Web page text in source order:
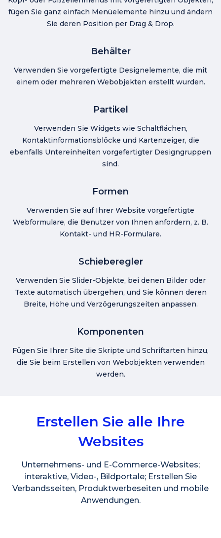
fügen Sie ganz einfach Menüelemente hinzu und ändern
Sie deren Position per Drag & Drop.
Behälter
Verwenden Sie vorgefertigte Designelemente, die mit
einem oder mehreren Webobjekten erstellt wurden.
Partikel
Verwenden Sie Widgets wie Schaltflächen,
Kontaktinformationsblöcke und Kartenzeiger, die
ebenfalls Untereinheiten vorgefertigter Designgruppen
sind.
Formen
Verwenden Sie auf Ihrer Website vorgefertigte
Webformulare, die Benutzer von Ihnen anfordern, z. B.
Kontakt- und HR-Formulare.
Schieberegler
Verwenden Sie Slider-Objekte, bei denen Bilder oder
Texte automatisch übergehen, und Sie können deren
Breite, Höhe und Verzögerungszeiten anpassen.
Komponenten
Fügen Sie Ihrer Site die Skripte und Schriftarten hinzu,
die Sie beim Erstellen von Webobjekten verwenden
werden.
Erstellen Sie alle Ihre
Websites
Unternehmens- und E-Commerce-Websites;
interaktive, Video-, Bildportale; Erstellen Sie
Verbandsseiten, Produktwerbeseiten und mobile
Anwendungen.